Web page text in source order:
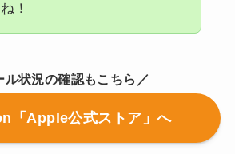
！
ル状況の確認もこちら／
「Apple公式ストア」へ